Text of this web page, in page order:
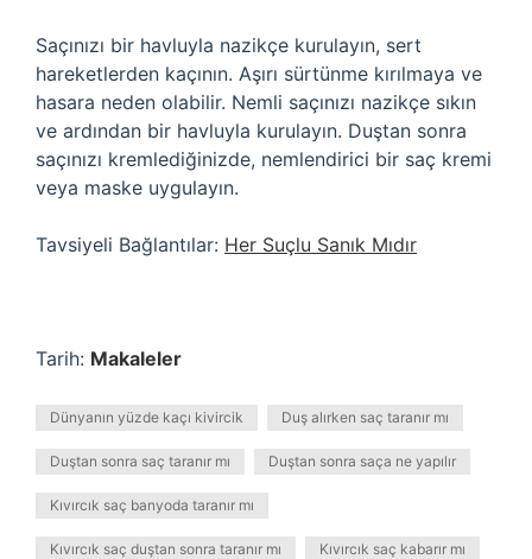
Saçınızı bir havluyla nazikçe kurulayın, sert
hareketlerden kaçının. Aşırı sürtünme kırılmaya ve
hasara neden olabilir. Nemli saçınızı nazikçe sıkın
ve ardından bir havluyla kurulayın. Duştan sonra
saçınızı kremlediğinizde, nemlendirici bir saç kremi
veya maske uygulayın.
Tavsiyeli Bağlantılar: Her Suçlu Sanık Mıdır
Tarih: Makaleler
Dünyanın yüzde kaçı kivircik Duş alırken saç taranır mı
Duştan sonra saç taranır mı Duştan sonra saça ne yapılır
Kıvırcık saç banyoda taranır mı
Kıvırcık saç duştan sonra taranır mı Kıvırcık saç kabarır mı